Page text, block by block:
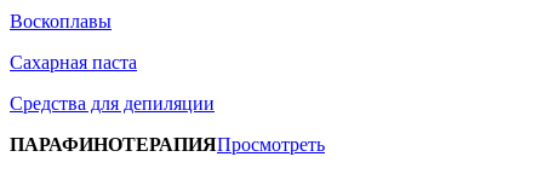
Воскоплавы
Сахарная паста
Средства для депиляции
ПАРАФИНОТЕРАПИЯПросмотреть